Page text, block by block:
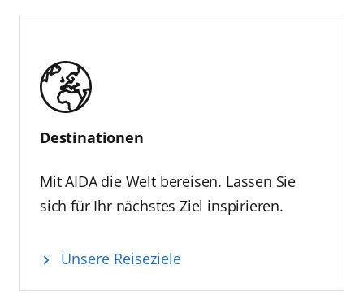
Destinationen
Mit AIDA die Welt bereisen. Lassen Sie
sich für Ihr nächstes Ziel inspirieren.
Unsere Reiseziele